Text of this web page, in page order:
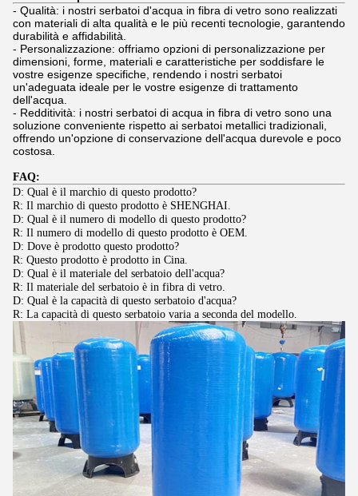
- Qualità: i nostri serbatoi d'acqua in fibra di vetro sono realizzati
con materiali di alta qualità e le più recenti tecnologie, garantendo
durabilità e affidabilità.
- Personalizzazione: offriamo opzioni di personalizzazione per
dimensioni, forme, materiali e caratteristiche per soddisfare le
vostre esigenze specifiche, rendendo i nostri serbatoi
un'adeguata ideale per le vostre esigenze di trattamento
dell'acqua.
- Redditività: i nostri serbatoi di acqua in fibra di vetro sono una
soluzione conveniente rispetto ai serbatoi metallici tradizionali,
offrendo un'opzione di conservazione dell'acqua durevole e poco
costosa.
FAQ:
D: Qual è il marchio di questo prodotto?
R: Il marchio di questo prodotto è SHENGHAI.
D: Qual è il numero di modello di questo prodotto?
R: Il numero di modello di questo prodotto è OEM.
D: Dove è prodotto questo prodotto?
R: Questo prodotto è prodotto in Cina.
D: Qual è il materiale del serbatoio dell'acqua?
R: Il materiale del serbatoio è in fibra di vetro.
D: Qual è la capacità di questo serbatoio d'acqua?
R: La capacità di questo serbatoio varia a seconda del modello.